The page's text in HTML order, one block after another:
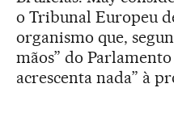
o Tribunal Europeu
organismo que,
mãos” do
acrescenta nada” à